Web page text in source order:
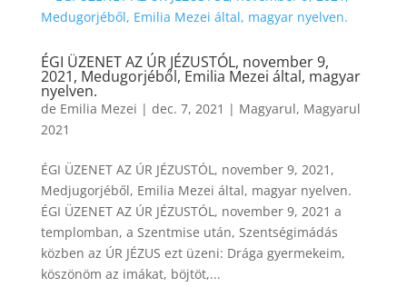
ÉGI ÜZENET AZ ÚR JÉZUSTÓL, november 9,
2021, Medugorjéből, Emilia Mezei által, magyar
nyelven.
de Emilia Mezei | dec. 7, 2021 | Magyarul, Magyarul
2021
ÉGI ÜZENET AZ ÚR JÉZUSTÓL, november 9, 2021,
Medjugorjéből, Emilia Mezei által, magyar nyelven.
ÉGI ÜZENET AZ ÚR JÉZUSTÓL, november 9, 2021 a
templomban, a Szentmise után, Szentségimádás
közben az ÚR JÉZUS ezt üzeni: Drága gyermekeim,
köszönöm az imákat, böjtöt,...